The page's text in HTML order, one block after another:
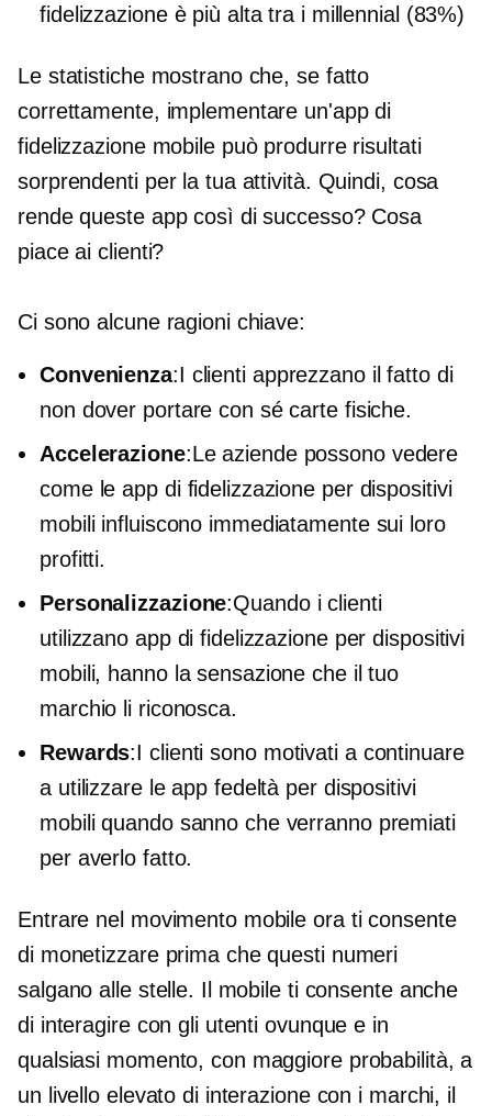
fidelizzazione è più alta tra i millennial (83%)
Le statistiche mostrano che, se fatto
correttamente, implementare un'app di
fidelizzazione mobile può produrre risultati
sorprendenti per la tua attività. Quindi, cosa
rende queste app così di successo? Cosa
piace ai clienti?
Ci sono alcune ragioni chiave:
Convenienza:I clienti apprezzano il fatto di
non dover portare con sé carte fisiche.
Accelerazione:Le aziende possono vedere
come le app di fidelizzazione per dispositivi
mobili influiscono immediatamente sui loro
profitti.
Personalizzazione:Quando i clienti
utilizzano app di fidelizzazione per dispositivi
mobili, hanno la sensazione che il tuo
marchio li riconosca.
Rewards:I clienti sono motivati ​​a continuare
a utilizzare le app fedeltà per dispositivi
mobili quando sanno che verranno premiati
per averlo fatto.
Entrare nel movimento mobile ora ti consente
di monetizzare prima che questi numeri
salgano alle stelle. Il mobile ti consente anche
di interagire con gli utenti ovunque e in
qualsiasi momento, con maggiore probabilità, a
un livello elevato di interazione con i marchi, il